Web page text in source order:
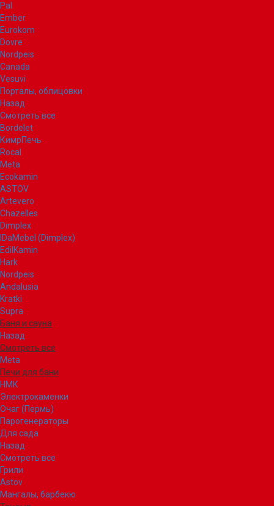
Pal
Ember
Eurokom
Dovre
Nordpeis
Canada
Vesuvi
Порталы, облицовки
Назад
Смотреть все
Bordelet
КимрПечь
Rocal
Meta
Ecokamin
ASTOV
Artevero
Chazelles
Dimplex
IDaMebel (Dimplex)
EdilKamin
Hark
Nordpeis
Andalusia
Kratki
Supra
Баня и сауна
Назад
Смотреть все
Meta
Печи для бани
НМК
Электрокаменки
Очаг (Пермь)
Парогенераторы
Для сада
Назад
Смотреть все
Грили
Astov
Мангалы, барбекю